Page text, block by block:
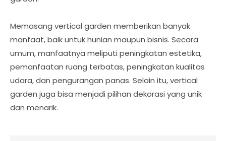
Memasang vertical garden memberikan banyak
manfaat, baik untuk hunian maupun bisnis. Secara
umum, manfaatnya meliputi peningkatan estetika,
pemanfaatan ruang terbatas, peningkatan kualitas
udara, dan pengurangan panas. Selain itu, vertical
garden juga bisa menjadi pilihan dekorasi yang unik
dan menarik.